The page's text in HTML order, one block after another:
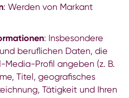
: Werden von Markant
: Insbesondere
beruflichen Daten, die
Media-Profil angeben (z. B.
Titel, geografisches
Tätigkeit und Ihren